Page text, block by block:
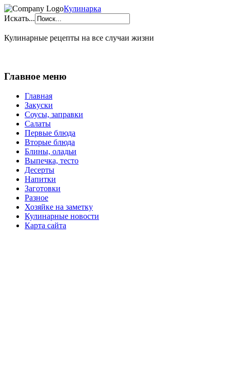
Кулинарка
Искать...
Кулинарные рецепты на все случаи жизни
Главное меню
Главная
Закуски
Соусы, заправки
Салаты
Первые блюда
Вторые блюда
Блины, оладьи
Выпечка, тесто
Десерты
Напитки
Заготовки
Разное
Хозяйке на заметку
Кулинарные новости
Карта сайта